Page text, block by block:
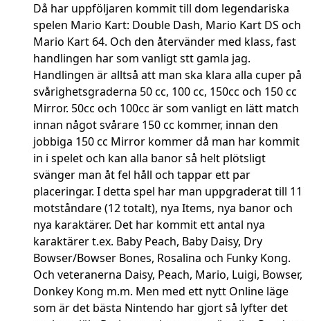
Då har uppföljaren kommit till dom legendariska
spelen Mario Kart: Double Dash, Mario Kart DS och
Mario Kart 64. Och den återvänder med klass, fast
handlingen har som vanligt stt gamla jag.
Handlingen är alltså att man ska klara alla cuper på
svårighetsgraderna 50 cc, 100 cc, 150cc och 150 cc
Mirror. 50cc och 100cc är som vanligt en lätt match
innan något svårare 150 cc kommer, innan den
jobbiga 150 cc Mirror kommer då man har kommit
in i spelet och kan alla banor så helt plötsligt
svänger man åt fel håll och tappar ett par
placeringar. I detta spel har man uppgraderat till 11
motståndare (12 totalt), nya Items, nya banor och
nya karaktärer. Det har kommit ett antal nya
karaktärer t.ex. Baby Peach, Baby Daisy, Dry
Bowser/Bowser Bones, Rosalina och Funky Kong.
Och veteranerna Daisy, Peach, Mario, Luigi, Bowser,
Donkey Kong m.m. Men med ett nytt Online läge
som är det bästa Nintendo har gjort så lyfter det